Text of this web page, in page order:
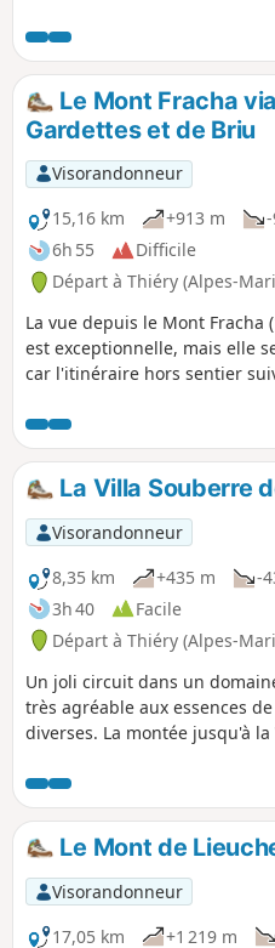
Vésubie, les villages de la
alternance de secteurs
difficulté d'orientation. Les
balises fort utiles.
Le Mont Fracha
Gardettes et de Briu
Visorandonneur
15,16 km
+913 m
6h 55
Difficile
Départ à Thiéry (Alpes-
La vue depuis le Mont Fracha
est exceptionnelle, mais elle
car l'itinéraire hors sentier
Le Brec d'Illonse complète les
panoramas d'exception de
randonnée.
La Villa Souberre
Visorandonneur
8,35 km
+435 m
-
3h 40
Facile
Départ à Thiéry (Alpes-
Un joli circuit dans un
très agréable aux essences
diverses. La montée jusqu'à la
d'admirer les alpages.
Le Mont de
Visorandonneur
17,05 km
+1 219 m